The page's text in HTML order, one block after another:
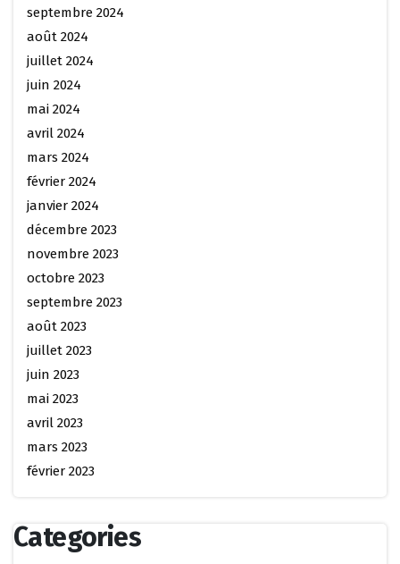
septembre 2024
août 2024
juillet 2024
juin 2024
mai 2024
avril 2024
mars 2024
février 2024
janvier 2024
décembre 2023
novembre 2023
octobre 2023
septembre 2023
août 2023
juillet 2023
juin 2023
mai 2023
avril 2023
mars 2023
février 2023
Categories